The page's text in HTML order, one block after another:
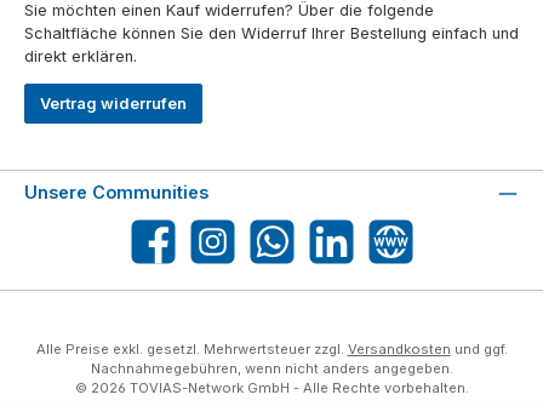
Sie möchten einen Kauf widerrufen? Über die folgende
Schaltfläche können Sie den Widerruf Ihrer Bestellung einfach und
direkt erklären.
Vertrag widerrufen
Unsere Communities
FacebookInstagramWhatsAppLinkedIn Website
Alle Preise exkl. gesetzl. Mehrwertsteuer zzgl. Versandkosten und ggf.
Nachnahmegebühren, wenn nicht anders angegeben.
© 2026 TOVIAS-Network GmbH - Alle Rechte vorbehalten.